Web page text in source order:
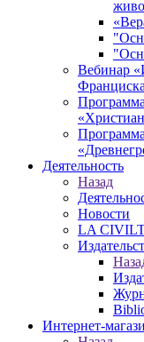
Вебинар
Деятельность
Назад
Новости
LA
Интернет-